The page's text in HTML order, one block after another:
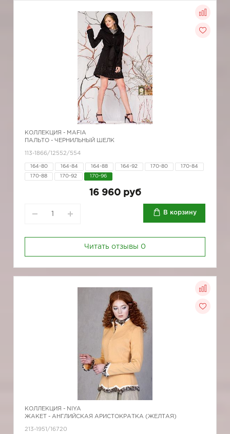
КОЛЛЕКЦИЯ - MAFIA
ПАЛЬТО - ЧЕРНИЛЬНЫЙ ШЕЛК
113-1866/12552/554
164-80 164-84 164-88 164-92 170-80 170-84
170-88 170-92 170-96
16 960 руб
В корзину
Читать отзывы 0
КОЛЛЕКЦИЯ - NIYA
ЖАКЕТ - АНГЛИЙСКАЯ АРИСТОКРАТКА (ЖЕЛТАЯ)
213-1951/16720